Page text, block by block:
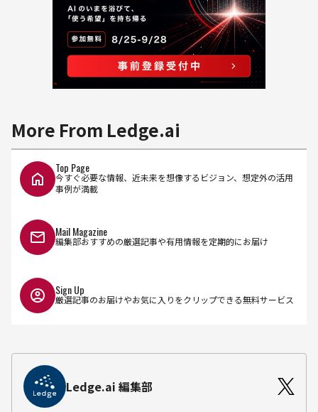
More From Ledge.ai
Top Page
今すぐ必要な情報、近未来を想像するビジョン、想定外の活用
事例が満載
Mail Magazine
編集部おすすめの厳選記事や有用情報を定期的にお届け
Sign Up
厳選記事のお届けやお気に入りをクリップできる無料サービス
Ledge.ai 編集部